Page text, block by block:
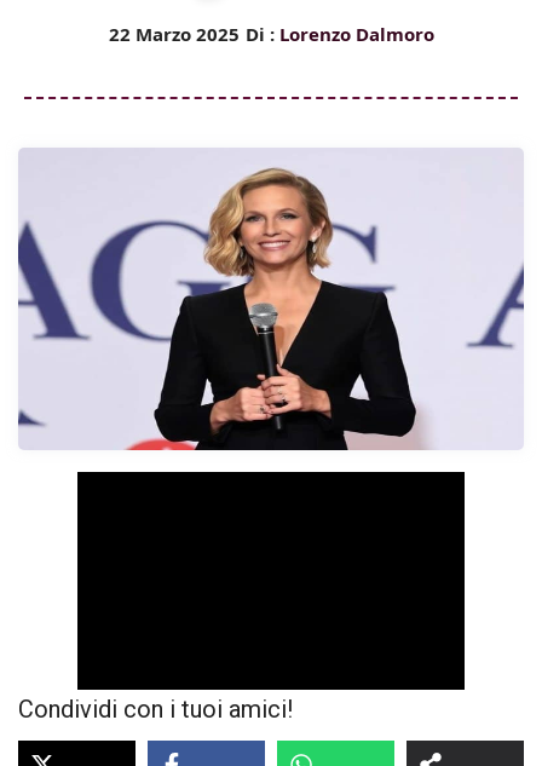
22 Marzo 2025 Di : Lorenzo Dalmoro
Condividi con i tuoi amici!